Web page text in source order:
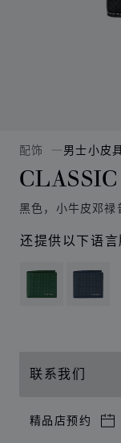
配饰 男士小皮
黑色，小牛皮邓禄
还提供以下语言
联系我们
精品店预约